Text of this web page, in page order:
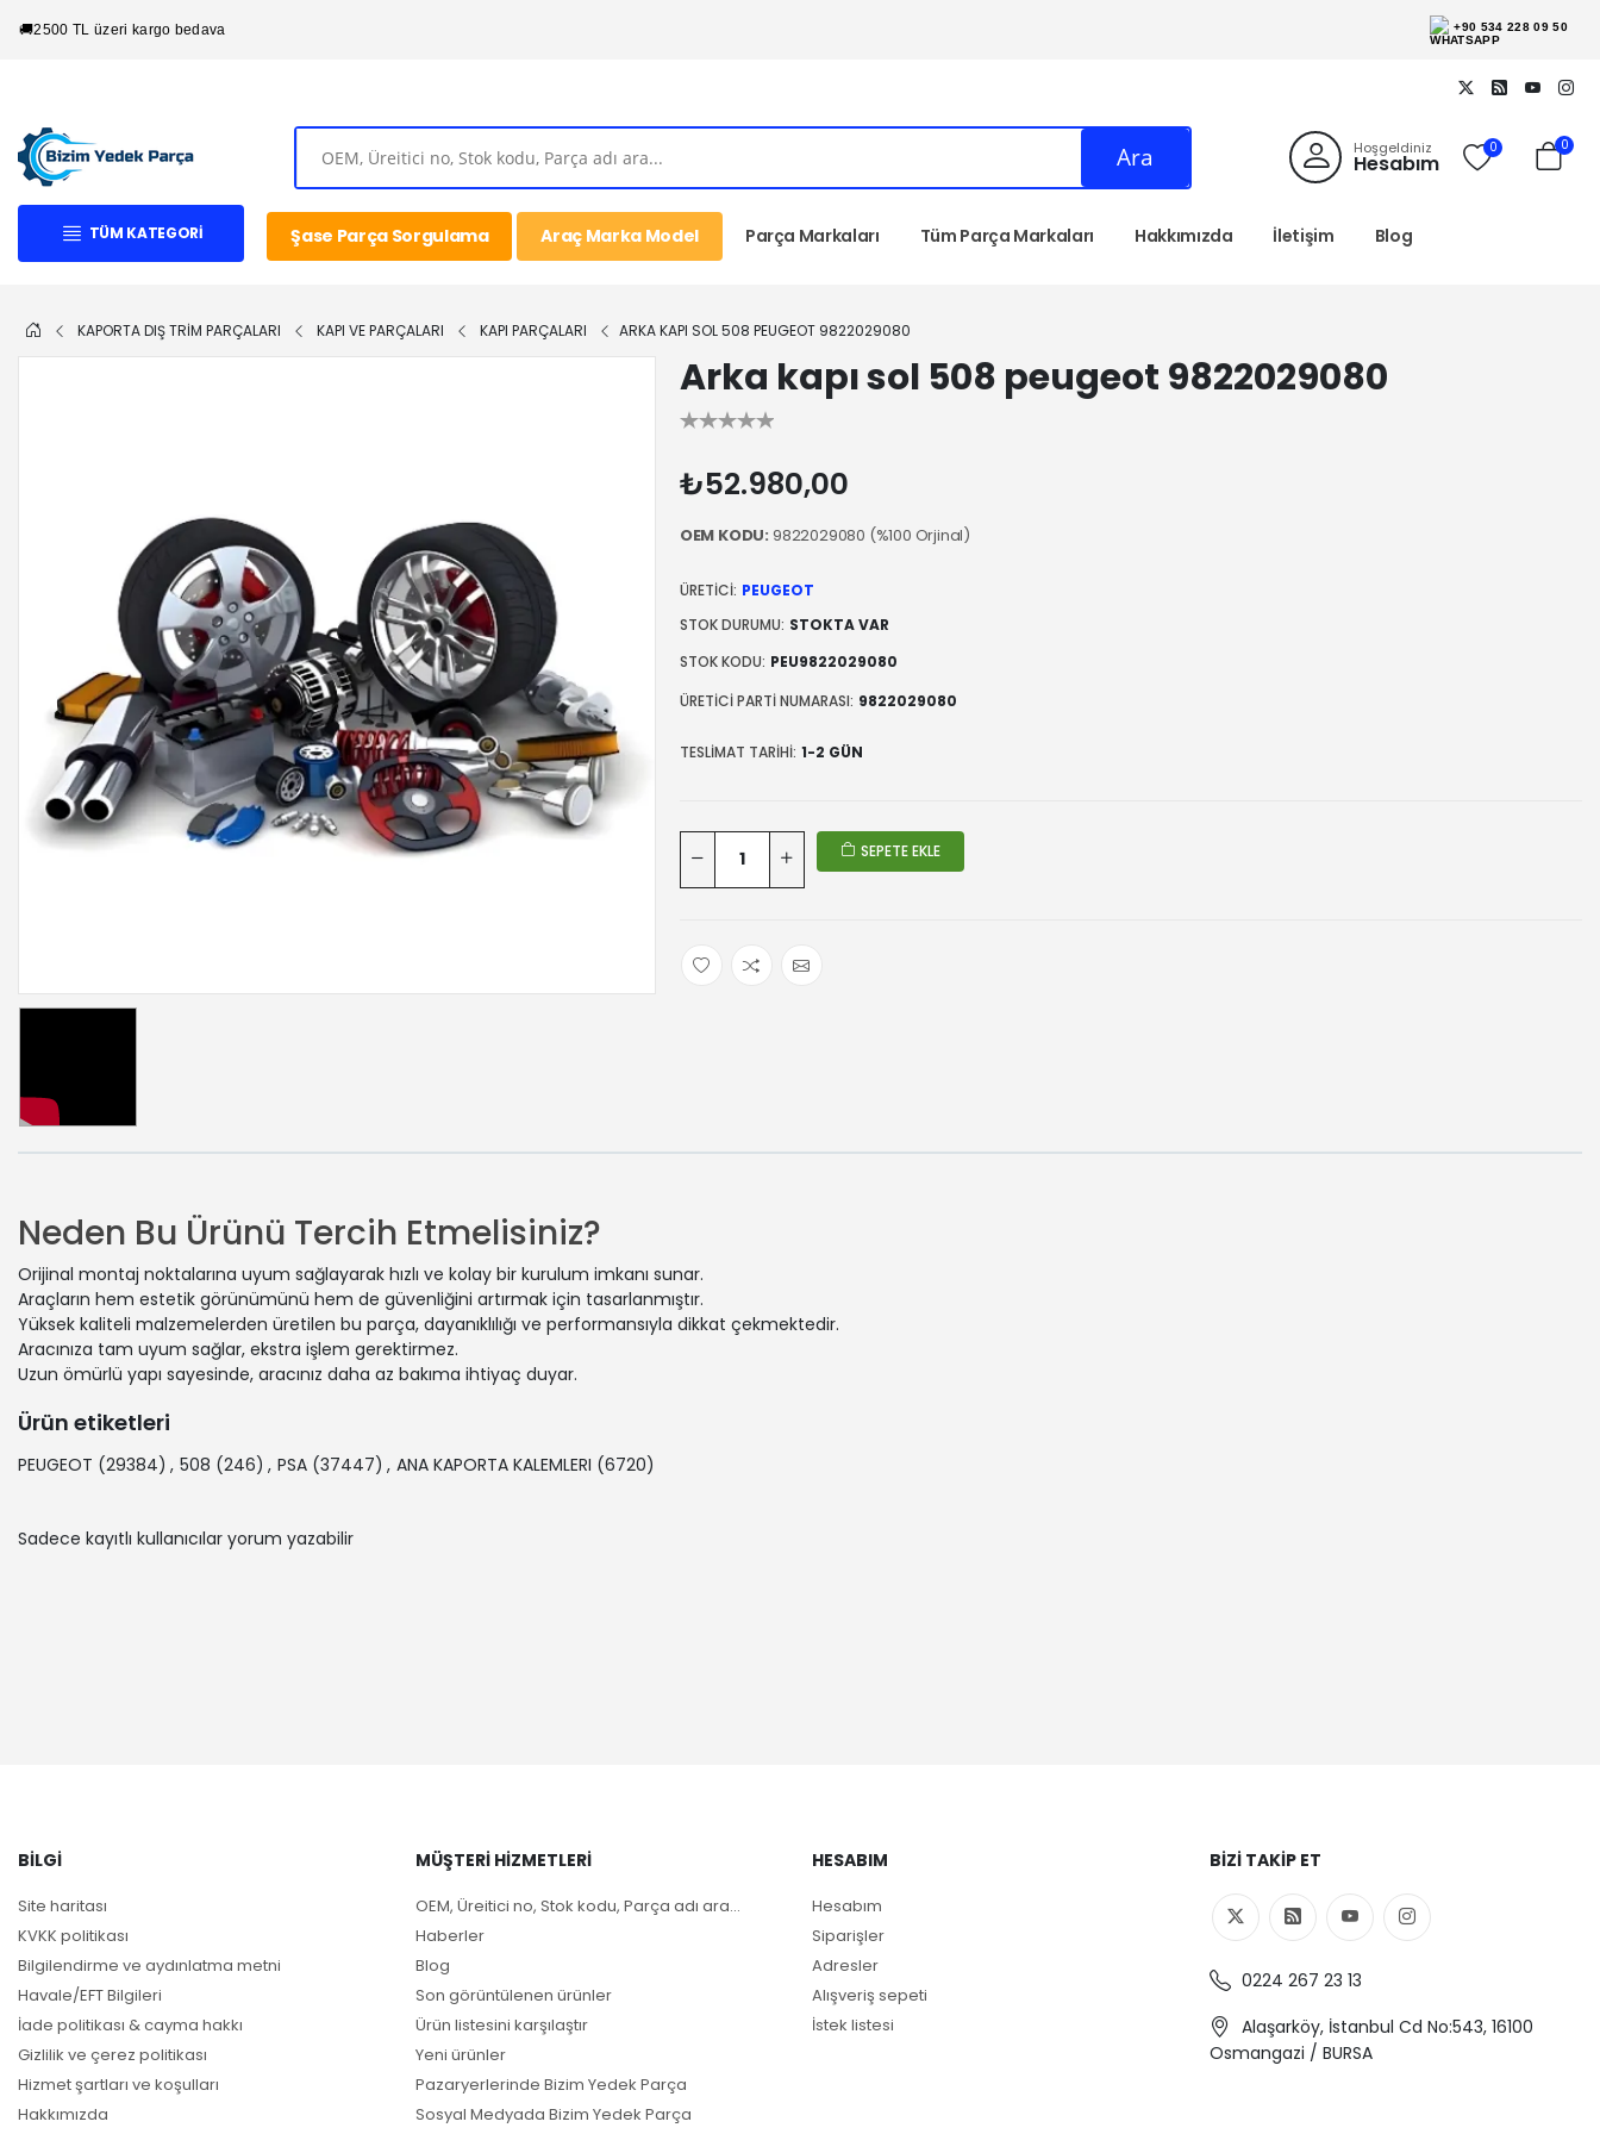
🚚2500 TL üzeri kargo bedava +90 534 228 09 50
Ara Hoşgeldiniz
Hesabım
0 0
TÜM KATEGORI Şase Parça Sorgulama Araç Marka Model Parça Markaları Tüm Parça Markaları Hakkımızda İletişim Blog
KAPORTA DIŞ TRİM PARÇALARI KAPI VE PARÇALARI KAPI PARÇALARI ARKA KAPI SOL 508 PEUGEOT 9822029080
Arka kapı sol 508 peugeot 9822029080
₺52.980,00
OEM KODU: 9822029080 (%100 Orjinal)
ÜRETICI: PEUGEOT
STOK DURUMU: STOKTA VAR
STOK KODU: PEU9822029080
ÜRETICI PARTI NUMARASI: 9822029080
TESLIMAT TARIHI: 1-2 GÜN
SEPETE EKLE
Neden Bu Ürünü Tercih Etmelisiniz?
Orijinal montaj noktalarına uyum sağlayarak hızlı ve kolay bir kurulum imkanı sunar.
Araçların hem estetik görünümünü hem de güvenliğini artırmak için tasarlanmıştır.
Yüksek kaliteli malzemelerden üretilen bu parça, dayanıklılığı ve performansıyla dikkat çekmektedir.
Aracınıza tam uyum sağlar, ekstra işlem gerektirmez.
Uzun ömürlü yapı sayesinde, aracınız daha az bakıma ihtiyaç duyar.
Ürün etiketleri
PEUGEOT (29384) , 508 (246) , PSA (37447) , ANA KAPORTA KALEMLERI (6720)
Sadece kayıtlı kullanıcılar yorum yazabilir
BILGI
Site haritası
KVKK politikası
Bilgilendirme ve aydınlatma metni
Havale/EFT Bilgileri
İade politikası & cayma hakkı
Gizlilik ve çerez politikası
Hizmet şartları ve koşulları
Hakkımızda
MÜŞTERI HIZMETLERI
OEM, Üreitici no, Stok kodu, Parça adı ara...
Haberler
Blog
Son görüntülenen ürünler
Ürün listesini karşılaştır
Yeni ürünler
Pazaryerlerinde Bizim Yedek Parça
Sosyal Medyada Bizim Yedek Parça
HESABIM
Hesabım
Siparişler
Adresler
Alışveriş sepeti
İstek listesi
BIZI TAKIP ET
0224 267 23 13
Alaşarköy, İstanbul Cd No:543, 16100
Osmangazi / BURSA